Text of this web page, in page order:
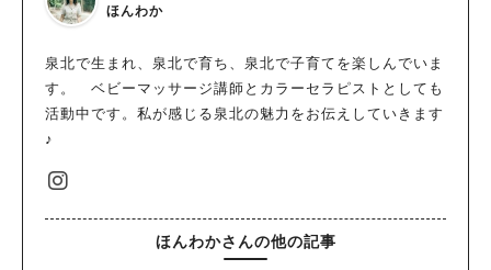
ほんわか
泉北で生まれ、泉北で育ち、泉北で子育てを楽しんでいま
す。 ベビーマッサージ講師とカラーセラピストとしても
活動中です。私が感じる泉北の魅力をお伝えしていきます
♪
ほんわかさんの他の記事